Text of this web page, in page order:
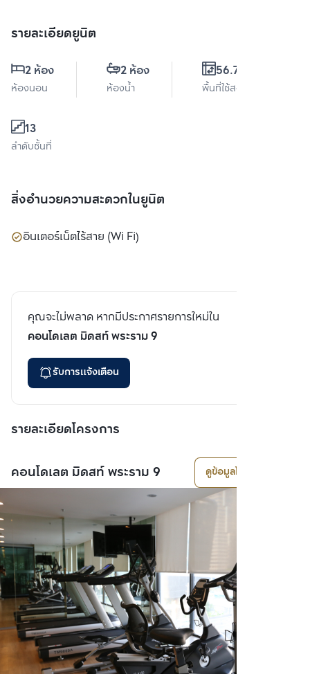
รายละเอียดยูนิต
2 ห้อง
ห้องนอน
2 ห้อง
ห้องน้ำ
56.79 ตร.ม.
พื้นที่ใช้สอย
13
ลำดับชั้นที่
สิ่งอำนวยความสะดวกในยูนิต
อินเตอร์เน็ตไร้สาย (Wi Fi)
คุณจะไม่พลาด หากมีประกาศรายการใหม่ใน
คอนโดเลต มิดสท์ พระราม 9
รับการแจ้งเตือน
รายละเอียดโครงการ
คอนโดเลต มิดสท์ พระราม 9 ดูข้อมูลโครงการ